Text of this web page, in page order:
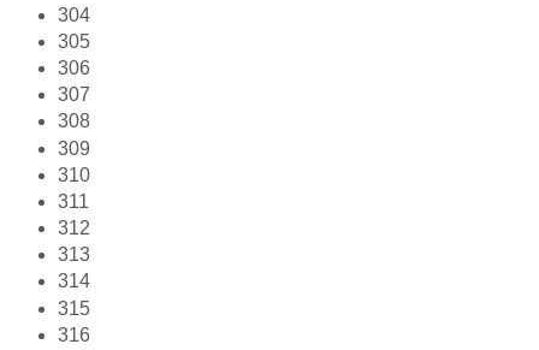
304
305
306
307
308
309
310
311
312
313
314
315
316